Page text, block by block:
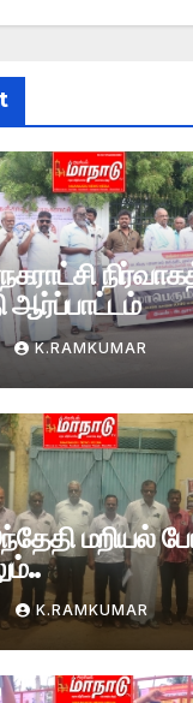
ஆர்ப்பாட்டம்
K.RAMKUMAR
மறியல்
K.RAMKUMAR